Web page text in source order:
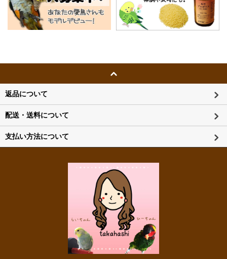
返品について
配送・送料について
支払い方法について